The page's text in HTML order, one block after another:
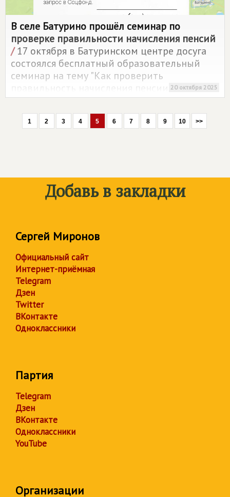
В селе Батурино прошёл семинар по
проверке правильности начисления пенсий
/17 октября в Батуринском центре досуга
состоялся бесплатный образовательный
семинар на тему "Как проверить
правильность начисления пенсии?".
Мероприятие провела депутат
Законодательной Думы Томской области
Галина Немцева.
20 октября 2025
1 2 3 4 5 6 7 8 9 10 >>
Добавь в закладки
Сергей Миронов
Официальный сайт
Интернет-приёмная
Telegram
Дзен
Twitter
ВКонтакте
Одноклассники
Партия
Telegram
Дзен
ВКонтакте
Одноклассники
YouTube
Организации